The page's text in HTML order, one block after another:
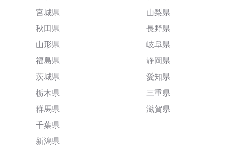
宮城県
秋田県
山形県
福島県
茨城県
栃木県
群馬県
千葉県
新潟県
山梨県
長野県
岐阜県
静岡県
愛知県
三重県
滋賀県